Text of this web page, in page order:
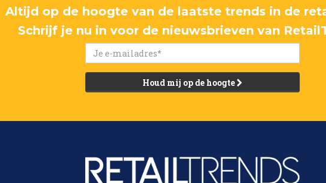
Altijd op de hoogte van de laatste trends in de
Schrijf je nu in voor de nieuwsbrieven van
Houd mij op de hoogte